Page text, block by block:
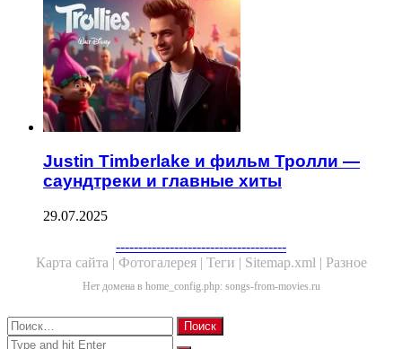
Justin Timberlake и фильм Тролли —
саундтреки и главные хиты
29.07.2025
--------------------------------------
Карта сайта | Фотогалерея | Теги | Sitemap.xml | Разное
Нет домена в home_config.php: songs-from-movies.ru
Close
Найти:
Close